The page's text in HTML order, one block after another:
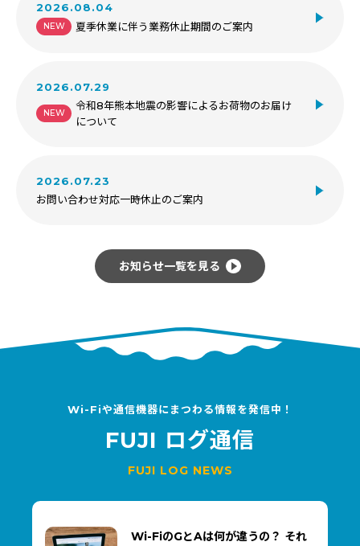
2026.08.04
NEW 夏季休業に伴う業務休止期間のご案内
2026.07.29
NEW
令和8年熊本地震の影響によるお荷物のお届け
について
2026.07.23
お問い合わせ対応一時休止のご案内
お知らせ一覧を見る
Wi-Fiや通信機器にまつわる情報を発信中！
FUJI ログ通信
FUJI LOG NEWS
Wi-FiのGとAは何が違うの？ それ